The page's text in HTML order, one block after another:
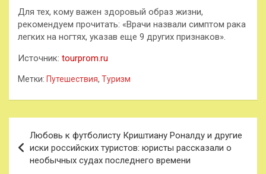
Для тех, кому важен здоровый образ жизни,
рекомендуем прочитать: «Врачи назвали симптом рака
легких на ногтях, указав еще 9 других признаков».
Источник: tourprom.ru
Метки: Путешествия, Туризм
по
записям
Любовь к футболисту Криштиану Роналду и другие
иски российских туристов: юристы рассказали о
необычных судах последнего времени